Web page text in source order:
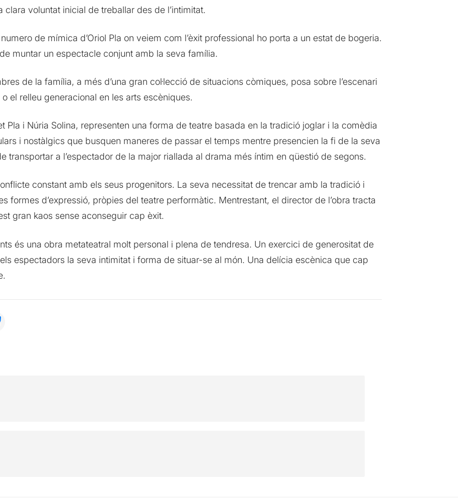
voluntat inicial de treballar des de l’intimitat.
de mímica d’Oriol Pla on veiem com l’èxit professional ho porta a un estat de bogeria.
muntar un espectacle conjunt amb la seva família.
de la família, a més d’una gran col·lecció de situacions còmiques, posa sobre l’escenari
el relleu generacional en les arts escèniques.
Pla i Núria Solina, representen una forma de teatre basada en la tradició joglar i la comèdia
i nostàlgics que busquen maneres de passar el temps mentre presencien la fi de la seva
transportar a l’espectador de la major riallada al drama més íntim en qüestió de segons.
constant amb els seus progenitors. La seva necessitat de trencar amb la tradició i
formes d’expressió, pròpies del teatre performàtic. Mentrestant, el director de l’obra tracta
gran kaos sense aconseguir cap èxit.
és una obra metateatral molt personal i plena de tendresa. Un exercici de generositat de
espectadors la seva intimitat i forma de situar-se al món. Una delícia escènica que cap